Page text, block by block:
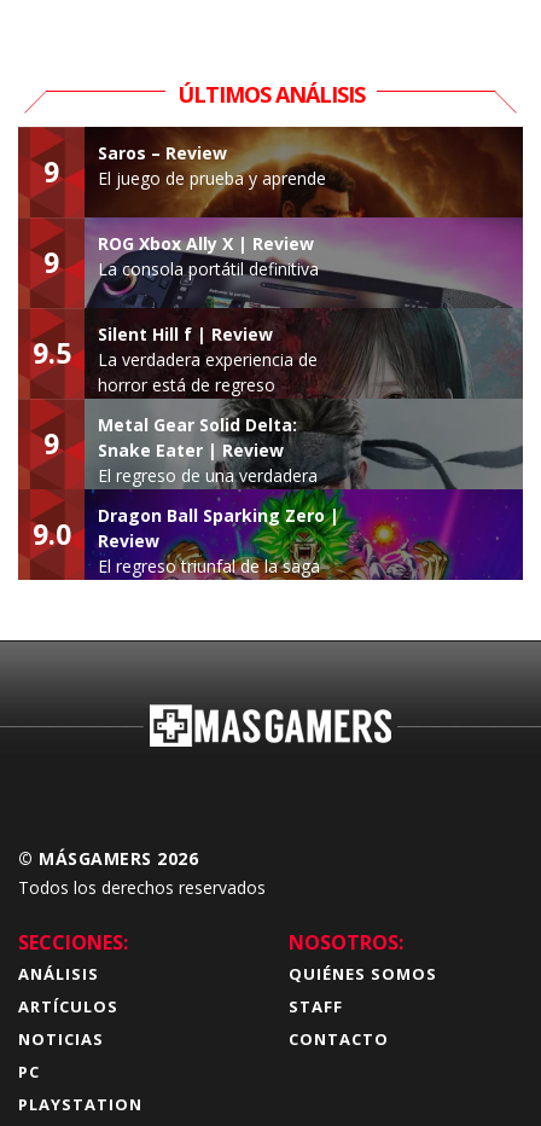
ÚLTIMOS ANÁLISIS
9
Saros – Review
El juego de prueba y aprende
9
ROG Xbox Ally X | Review
La consola portátil definitiva
9.5
Silent Hill f | Review
La verdadera experiencia de
horror está de regreso
9
Metal Gear Solid Delta:
Snake Eater | Review
El regreso de una verdadera
leyenda
9.0
Dragon Ball Sparking Zero |
Review
El regreso triunfal de la saga
© MÁSGAMERS 2026
Todos los derechos reservados
SECCIONES:
ANÁLISIS
ARTÍCULOS
NOTICIAS
PC
PLAYSTATION
NOSOTROS:
QUIÉNES SOMOS
STAFF
CONTACTO